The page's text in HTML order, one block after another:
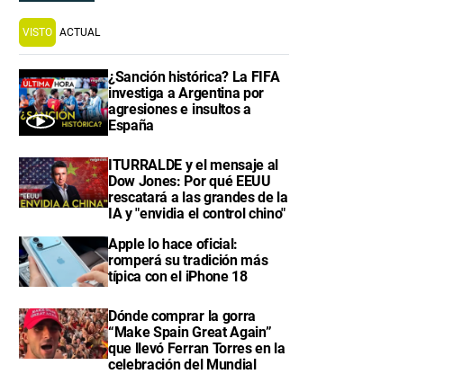
VISTO ACTUAL
¿Sanción histórica? La FIFA
investiga a Argentina por
agresiones e insultos a
España
ITURRALDE y el mensaje al
Dow Jones: Por qué EEUU
rescatará a las grandes de la
IA y "envidia el control chino"
Apple lo hace oficial:
romperá su tradición más
típica con el iPhone 18
Dónde comprar la gorra
“Make Spain Great Again”
que llevó Ferran Torres en la
celebración del Mundial